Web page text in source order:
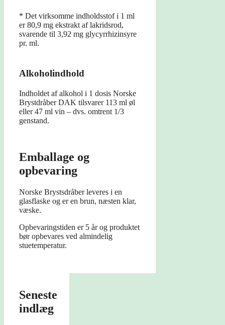
* Det virksomme indholdsstof i 1 ml
er 80,9 mg ekstrakt af lakridsrod,
svarende til 3,92 mg glycyrrhizinsyre
pr. ml.
Alkoholindhold
Indholdet af alkohol i 1 dosis Norske
Brystdråber DAK tilsvarer 113 ml øl
eller 47 ml vin – dvs. omtrent 1/3
genstand.
Emballage og
opbevaring
Norske Brystsdråber leveres i en
glasflaske og er en brun, næsten klar,
væske.
Opbevaringstiden er 5 år og produktet
bør opbevares ved almindelig
stuetemperatur.
Seneste
indlæg